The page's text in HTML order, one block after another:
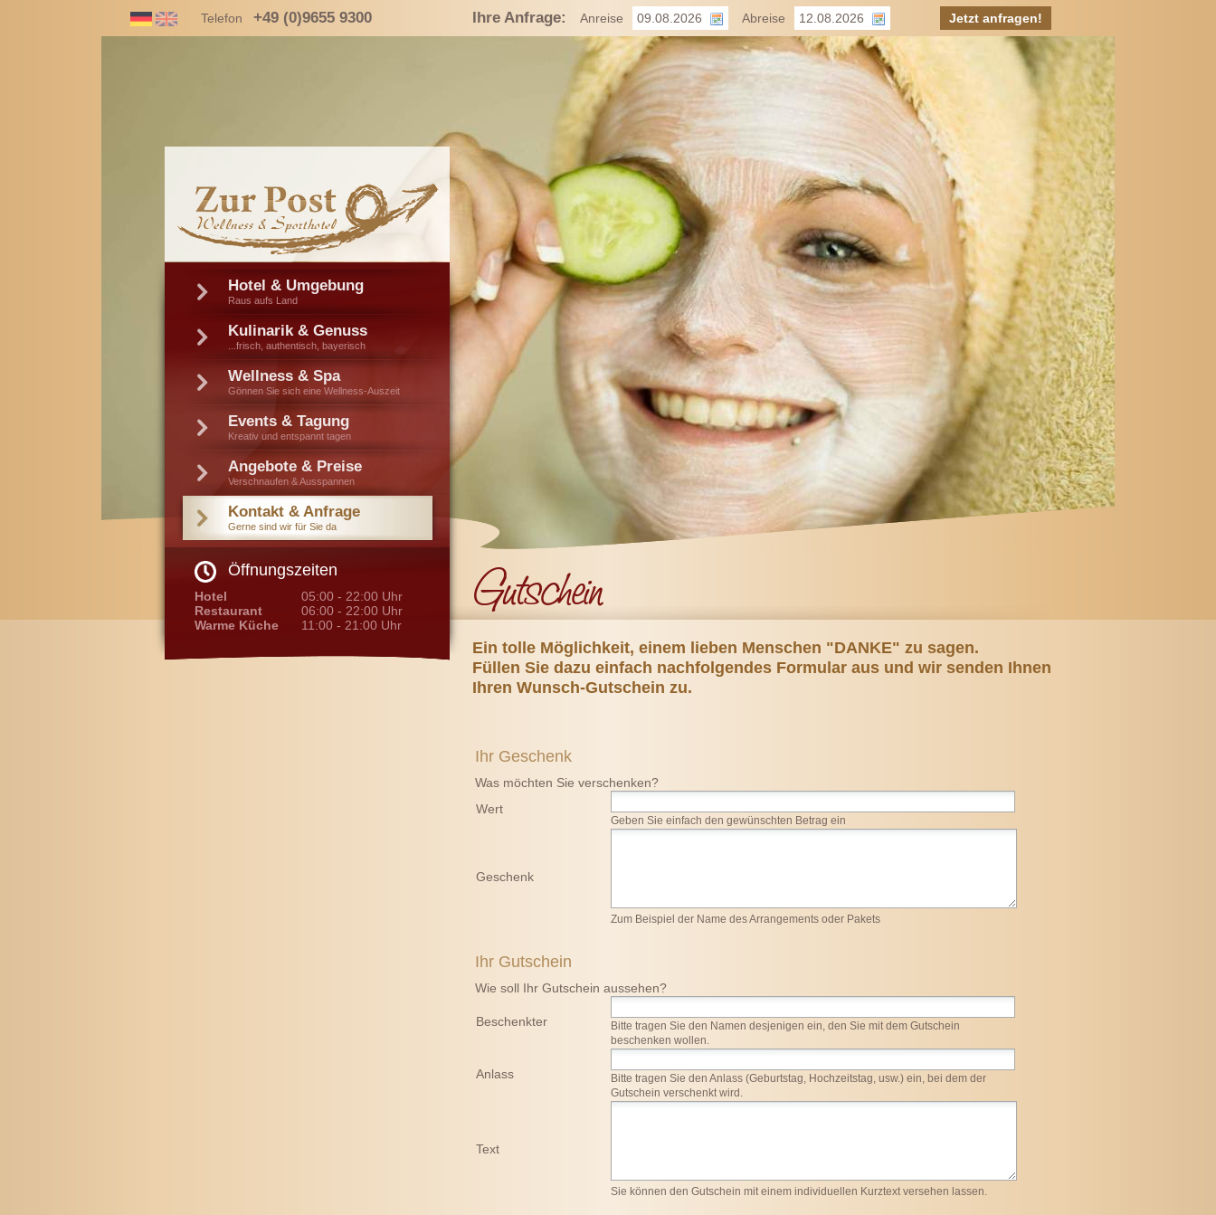
Ein tolle Möglichkeit, einem lieben Menschen "DANKE" zu sagen.
Füllen Sie dazu einfach nachfolgendes Formular aus und wir senden Ihnen
Ihren Wunsch-Gutschein zu.
Ihr Geschenk
Was möchten Sie verschenken?
Wert
Geben Sie einfach den gewünschten Betrag ein
Geschenk
Zum Beispiel der Name des Arrangements oder Pakets
Ihr Gutschein
Wie soll Ihr Gutschein aussehen?
Beschenkter
Bitte tragen Sie den Namen desjenigen ein, den Sie mit dem Gutschein
beschenken wollen.
Anlass
Bitte tragen Sie den Anlass (Geburtstag, Hochzeitstag, usw.) ein, bei dem der
Gutschein verschenkt wird.
Text
Sie können den Gutschein mit einem individuellen Kurztext versehen lassen.
Hotel & Umgebung
Raus aufs Land
Kulinarik & Genuss
...frisch, authentisch, bayerisch
Wellness & Spa
Gönnen Sie sich eine Wellness-Auszeit
Events & Tagung
Kreativ und entspannt tagen
Angebote & Preise
Verschnaufen & Ausspannen
Kontakt & Anfrage
Gerne sind wir für Sie da
Öffnungszeiten
Hotel
05:00 - 22:00 Uhr
Restaurant
06:00 - 22:00 Uhr
Warme Küche
11:00 - 21:00 Uhr
Ihre Anfrage: Anreise Abreise Jetzt anfragen!
Telefon +49 (0)9655 9300